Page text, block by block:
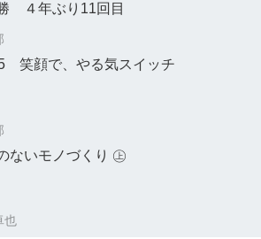
４年ぶり11回目
笑顔で、やる気スイッチ
ないモノづくり ㊤
也